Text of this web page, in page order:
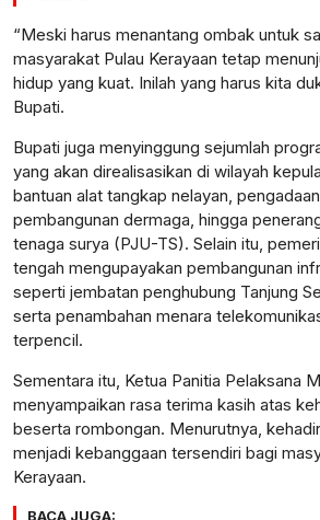
“Meski harus menantang ombak untuk
masyarakat Pulau Kerayaan tetap
hidup yang kuat. Inilah yang harus kita
Bupati.
Bupati juga menyinggung sejumlah
yang akan direalisasikan di wilayah
bantuan alat tangkap nelayan,
pembangunan dermaga, hingga
tenaga surya (PJU-TS). Selain itu,
tengah mengupayakan pembangunan
seperti jembatan penghubung Tanjung
serta penambahan menara
terpencil.
Sementara itu, Ketua Panitia Pelaksana
menyampaikan rasa terima kasih atas
beserta rombongan. Menurutnya,
menjadi kebanggaan tersendiri bagi
Kerayaan.
BACA JUGA: